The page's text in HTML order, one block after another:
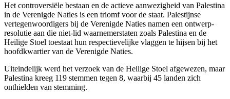
Het controversiële bestaan en de actieve aanwezigheid van Palestina
in de Verenigde Naties is een triomf voor de staat. Palestijnse
vertegenwoordigers bij de Verenigde Naties namen een ontwerp-
resolutie aan die niet-lid waarnemerstaten zoals Palestina en de
Heilige Stoel toestaat hun respectievelijke vlaggen te hijsen bij het
hoofdkwartier van de Verenigde Naties.
Uiteindelijk werd het verzoek van de Heilige Stoel afgewezen, maar
Palestina kreeg 119 stemmen tegen 8, waarbij 45 landen zich
onthielden van stemming.